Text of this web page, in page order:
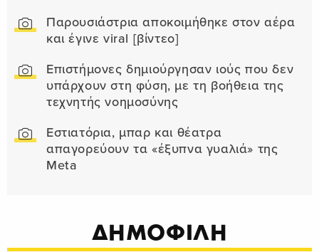
Παρουσιάστρια αποκοιμήθηκε στον αέρα
και έγινε viral [βίντεο]
Επιστήμονες δημιούργησαν ιούς που δεν
υπάρχουν στη φύση, με τη βοήθεια της
τεχνητής νοημοσύνης
Εστιατόρια, μπαρ και θέατρα
απαγορεύουν τα «έξυπνα γυαλιά» της
Meta
ΔΗΜΟΦΙΛΗ